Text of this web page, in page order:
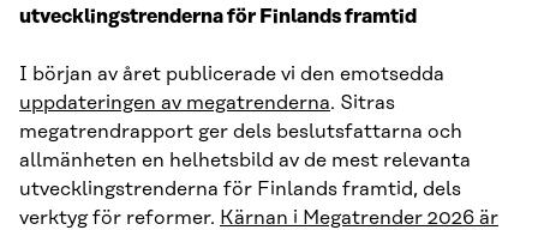
utvecklingstrenderna för Finlands framtid
I början av året publicerade vi den emotsedda
uppdateringen av megatrenderna. Sitras
megatrendrapport ger dels beslutsfattarna och
allmänheten en helhetsbild av de mest relevanta
utvecklingstrenderna för Finlands framtid, dels
verktyg för reformer. Kärnan i Megatrender 2026 är